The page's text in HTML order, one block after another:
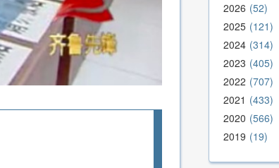
2026 52
2025 121
2024 314
2023 405
2022 707
2021
433
2020 566
2019 19